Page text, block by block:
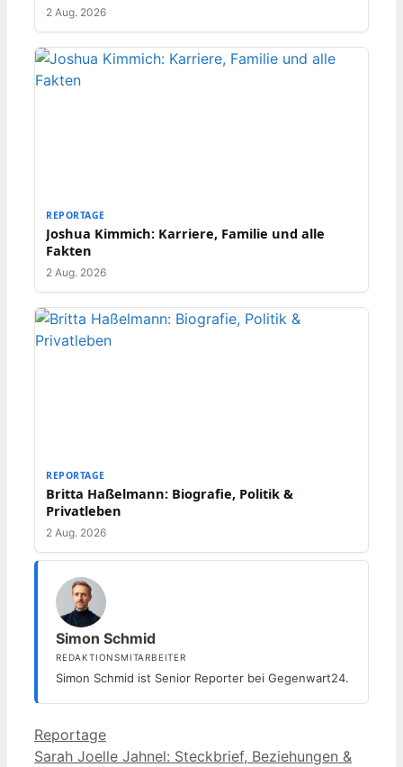
2 Aug. 2026
REPORTAGE
Joshua Kimmich: Karriere, Familie und alle
Fakten
2 Aug. 2026
REPORTAGE
Britta Haßelmann: Biografie, Politik &
Privatleben
2 Aug. 2026
Simon Schmid
REDAKTIONSMITARBEITER
Simon Schmid ist Senior Reporter bei Gegenwart24.
Kategorien
Reportage
Sarah Joelle Jahnel: Steckbrief, Beziehungen &